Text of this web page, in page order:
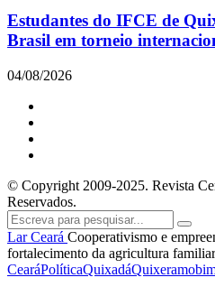
Estudantes do IFCE de
Brasil em torneio
04/08/2026
© Copyright 2009-2025. Revista
Reservados.
LarCeará Cooperativismo e
fortalecimento da agricultura
CearáPolíticaQuixadá